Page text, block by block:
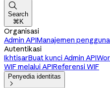

Search
⌘K
Organisasi
Admin APIManajemen
Autentikasi
IkhtisarBuat kunci Admin API
WIF melalui APIReferensi WIF
Penyedia identitas
